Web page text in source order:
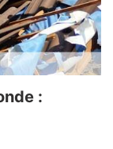
: